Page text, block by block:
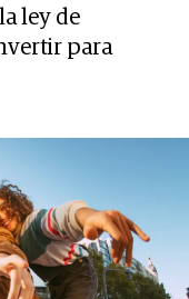
ley de
para